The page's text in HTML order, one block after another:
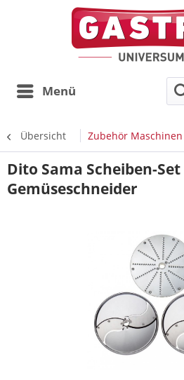
Menü
Übersicht Zubehör Maschinen
Dito Sama Scheiben-
Gemüseschneider